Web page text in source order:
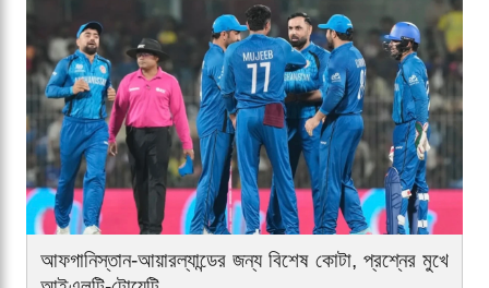
আফগানিস্তান-আয়ারল্যান্ডের জন্য বিশেষ কোটা, প্রশ্নের মুখে